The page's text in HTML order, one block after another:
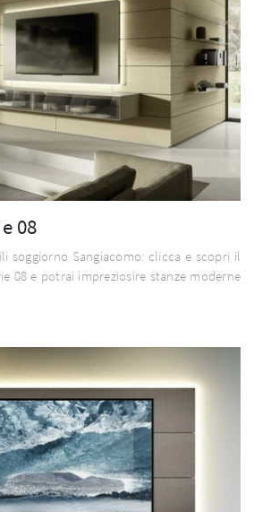
08
soggiorno Sangiacomo: clicca e scopri il
08 e potrai impreziosire stanze moderne